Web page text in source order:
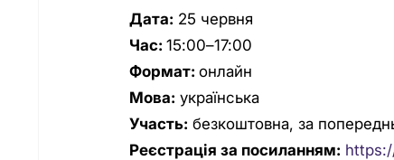
Дата: 25 червня
Час: 15:00–17:00
Формат: онлайн
Мова: українська
Участь: безкоштовна, за
Реєстрація за посиланням: